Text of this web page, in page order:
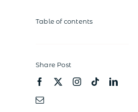
Table of contents
Share Post